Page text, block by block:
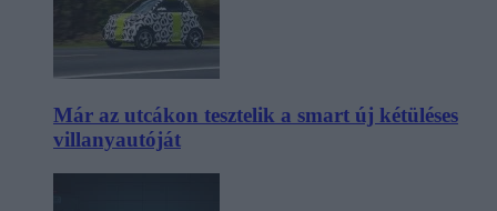
Már az utcákon tesztelik a smart új kétüléses
villanyautóját